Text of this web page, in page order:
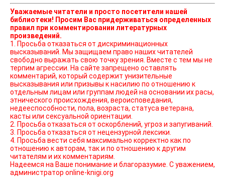
Уважаемые читатели и просто посетители нашей
библиотеки! Просим Вас придерживаться определенных
правил при комментировании литературных
произведений.
1. Просьба отказаться от дискриминационных
высказываний. Мы защищаем право наших читателей
свободно выражать свою точку зрения. Вместе с тем мы не
терпим агрессии. На сайте запрещено оставлять
комментарий, который содержит унизительные
высказывания или призывы к насилию по отношению к
отдельным лицам или группам людей на основании их расы,
этнического происхождения, вероисповедания,
недееспособности, пола, возраста, статуса ветерана,
касты или сексуальной ориентации.
2. Просьба отказаться от оскорблений, угроз и запугиваний.
3. Просьба отказаться от нецензурной лексики.
4. Просьба вести себя максимально корректно как по
отношению к авторам, так и по отношению к другим
читателям и их комментариям.
Надеемся на Ваше понимание и благоразумие. С уважением,
администратор online-knigi.org